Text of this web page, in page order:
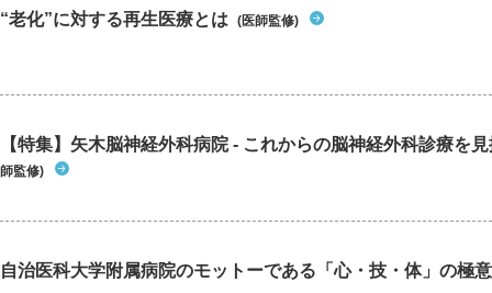
“老化”に対する再生医療とは (医師監修)
【特集】矢木脳神経外科病院 - これからの脳神経外科診療を
師監修)
自治医科大学附属病院のモットーである「心・技・体」の極意